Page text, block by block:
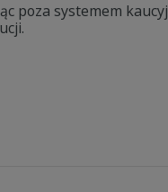
poza systemem